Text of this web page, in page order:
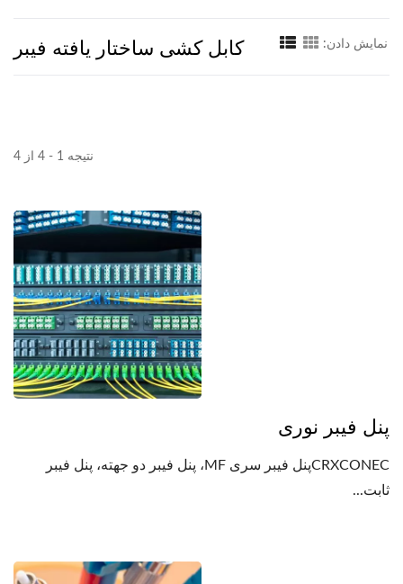
کابل کشی ساختار یافته فیبر نمایش دادن:
نتیجه 1 - 4 از 4
پنل فیبر نوری
CRXCONECپنل فیبر سری MF، پنل فیبر دو جهته، پنل فیبر
ثابت...